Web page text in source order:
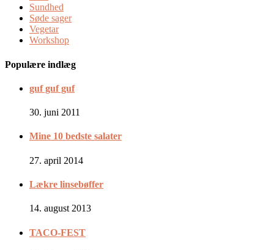
Sundhed
Søde sager
Vegetar
Workshop
Populære indlæg
guf guf guf
30. juni 2011
Mine 10 bedste salater
27. april 2014
Lækre linsebøffer
14. august 2013
TACO-FEST